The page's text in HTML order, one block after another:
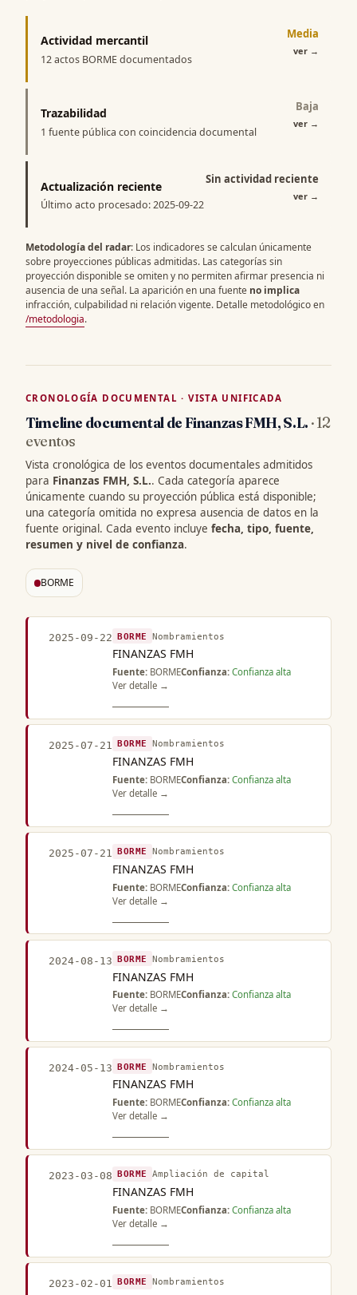
Actividad mercantil
12 actos BORME documentados
Media
ver →
Trazabilidad
1 fuente pública con coincidencia documental
Baja
ver →
Actualización reciente
Último acto procesado: 2025-09-22
Sin actividad reciente
ver →
Metodología del radar: Los indicadores se calculan únicamente
sobre proyecciones públicas admitidas. Las categorías sin
proyección disponible se omiten y no permiten afirmar presencia ni
ausencia de una señal. La aparición en una fuente no implica
infracción, culpabilidad ni relación vigente. Detalle metodológico en
/metodologia.
CRONOLOGÍA DOCUMENTAL · VISTA UNIFICADA
Timeline documental de Finanzas FMH, S.L. · 12
eventos
Vista cronológica de los eventos documentales admitidos
para Finanzas FMH, S.L.. Cada categoría aparece
únicamente cuando su proyección pública está disponible;
una categoría omitida no expresa ausencia de datos en la
fuente original. Cada evento incluye fecha, tipo, fuente,
resumen y nivel de confianza.
BORME
2025-09-22 BORME Nombramientos
FINANZAS FMH
Fuente: BORMEConfianza: Confianza alta
Ver detalle →
2025-07-21 BORME Nombramientos
FINANZAS FMH
Fuente: BORMEConfianza: Confianza alta
Ver detalle →
2025-07-21 BORME Nombramientos
FINANZAS FMH
Fuente: BORMEConfianza: Confianza alta
Ver detalle →
2024-08-13 BORME Nombramientos
FINANZAS FMH
Fuente: BORMEConfianza: Confianza alta
Ver detalle →
2024-05-13 BORME Nombramientos
FINANZAS FMH
Fuente: BORMEConfianza: Confianza alta
Ver detalle →
2023-03-08 BORME Ampliación de capital
FINANZAS FMH
Fuente: BORMEConfianza: Confianza alta
Ver detalle →
2023-02-01 BORME Nombramientos